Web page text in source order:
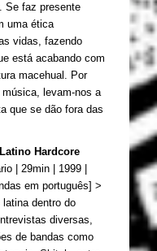
Se faz presente
uma ética
vidas, fazendo
está acabando com
macehual. Por
levam-nos a
que se dão fora das
Hardcore
| 29min | 1999 |
latina dentro do
diversas,
de bandas como